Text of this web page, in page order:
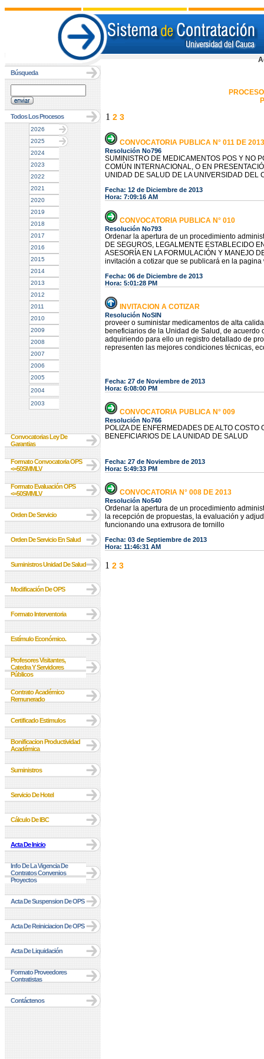
Búsqueda
Todos Los Procesos
2026
2025
2024
2023
2022
2021
2020
2019
2018
2017
2016
2015
2014
2013
2012
2011
2010
2009
2008
2007
2006
2005
2004
2003
Convocatorias Ley De
Garantias
Formato Convocatoria OPS
<=50SMMLV
Formato Evaluación OPS
<=50SMMLV
Orden De Servicio
Orden De Servicio En Salud
Suministros Unidad De Salud
Modificación De OPS
Formato Interventoria
Estímulo Económico.
Profesores Visitantes,
Catedra Y Servidores
Públicos
Contrato Académico
Remunerado
Certificado Estimulos
Bonificacion Productividad
Académica
Suministros
Servicio De Hotel
Cálculo De IBC
Acta De Inicio
Info De La Vigencia De
Contratos Convenios
Proyectos
Acta De Suspension De OPS
Acta De Reiniciacion De OPS
Acta De Liquidación
Formato Proveedores
Contratistas
Contáctenos
1 2 3
CONVOCATORIA PUBLICA N° 011 DE 2013
Resolución No796
SUMINISTRO DE MEDICAMENTOS POS Y NO
COMÚN INTERNACIONAL, O EN
UNIDAD DE SALUD DE LA UNIVERSIDAD DEL
Fecha: 12 de Diciembre de 2013
Hora: 7:09:16 AM
CONVOCATORIA PUBLICA N° 010
Resolución No793
Ordenar la apertura de un procedimiento
DE SEGUROS, LEGALMENTE ESTABLECIDO
ASESORÍA EN LA FORMULACIÓN Y MANEJO
invitación a cotizar que se publicará en la
Fecha: 06 de Diciembre de 2013
Hora: 5:01:28 PM
INVITACION A COTIZAR
Resolución NoSIN
proveer o suministar medicamentos de alta
beneficiarios de la Unidad de Salud, de
adquiriendo para ello un registro detallado de
representen las mejores condiciones técnicas,
Fecha: 27 de Noviembre de 2013
Hora: 6:08:00 PM
CONVOCATORIA PUBLICA N° 009
Resolución No766
POLIZA DE ENFERMEDADES DE ALTO COSTO
BENEFICIARIOS DE LA UNIDAD DE SALUD
Fecha: 27 de Noviembre de 2013
Hora: 5:49:33 PM
CONVOCATORIA N° 008 DE 2013
Resolución No540
Ordenar la apertura de un procedimiento
la recepción de propuestas, la evaluación y
funcionando una extrusora de tornillo
Fecha: 03 de Septiembre de 2013
Hora: 11:46:31 AM
1 2 3